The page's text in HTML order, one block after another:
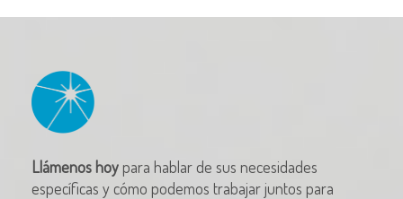
Llámenos hoypara hablar de sus necesidades
específicas y cómo podemos trabajar juntos para